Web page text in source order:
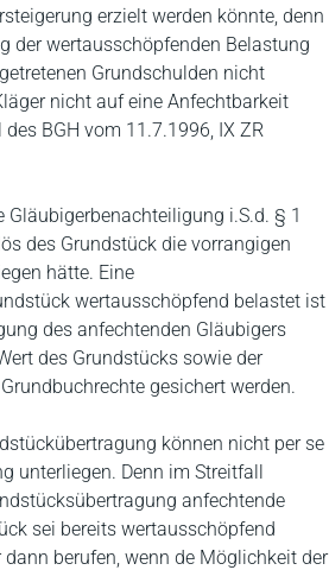
erzielt werden könnte, denn
der wertausschöpfenden Belastung
Grundschulden nicht
nicht auf eine Anfechtbarkeit
BGH vom 11.7.1996, IX ZR
i.S.d. § 1
des Grundstück die vorrangigen
hätte. Eine
wertausschöpfend belastet ist
des anfechtenden Gläubigers
des Grundstücks sowie der
gesichert werden.
können nicht per se
unterliegen. Denn im Streitfall
anfechtende
sei bereits wertausschöpfend
berufen, wenn de Möglichkeit der